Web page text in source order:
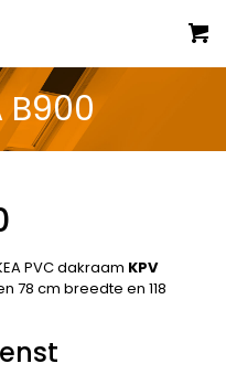
B900
PVC dakraam KPV
78 cm breedte en 118